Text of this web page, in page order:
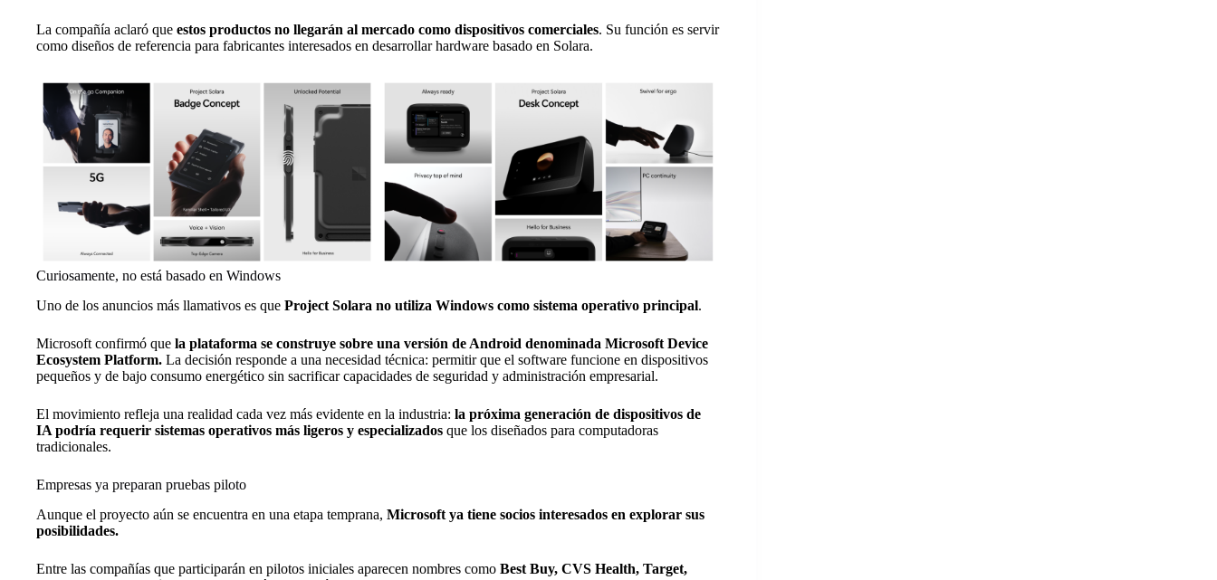
La compañía aclaró que estos productos no llegarán al mercado como dispositivos comerciales. Su función es servir
como diseños de referencia para fabricantes interesados en desarrollar hardware basado en Solara.
Curiosamente, no está basado en Windows
Uno de los anuncios más llamativos es que Project Solara no utiliza Windows como sistema operativo principal.
Microsoft confirmó que la plataforma se construye sobre una versión de Android denominada Microsoft Device
Ecosystem Platform. La decisión responde a una necesidad técnica: permitir que el software funcione en dispositivos
pequeños y de bajo consumo energético sin sacrificar capacidades de seguridad y administración empresarial.
El movimiento refleja una realidad cada vez más evidente en la industria: la próxima generación de dispositivos de
IA podría requerir sistemas operativos más ligeros y especializados que los diseñados para computadoras
tradicionales.
Empresas ya preparan pruebas piloto
Aunque el proyecto aún se encuentra en una etapa temprana, Microsoft ya tiene socios interesados en explorar sus
posibilidades.
Entre las compañías que participarán en pilotos iniciales aparecen nombres como Best Buy, CVS Health, Target,